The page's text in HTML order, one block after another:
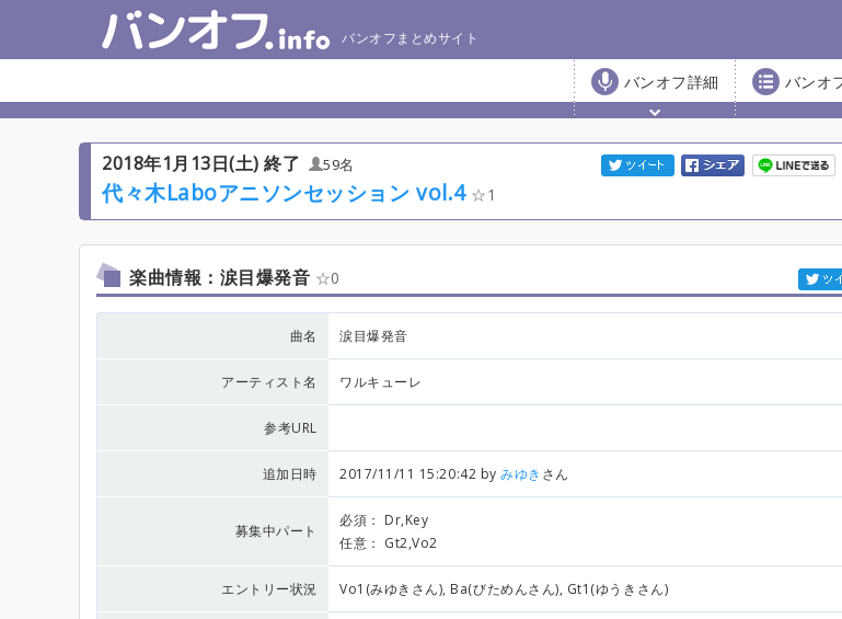
バンオフまとめサイト
バンオフ詳細 バンオ
2018年1月13日(土) 終了 59名
代々木Laboアニソンセッション vol.4 1
楽曲情報：涙目爆発音 0
曲名 涙目爆発音
アーティスト名 ワルキューレ
参考URL
追加日時 2017/11/11 15:20:42 byみゆき さん
募集中パート
必須： Dr,Key
任意： Gt2,Vo2
エントリー状況 Vo1(みゆきさん), Ba(びためんさん), Gt1(ゆうきさん)